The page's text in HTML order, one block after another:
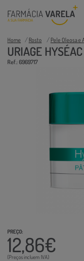
Home Rosto Pele Oleosa e
URIAGE
Ref.: 6969717
PREÇO:
12,86€
(Preços incluem IVA)